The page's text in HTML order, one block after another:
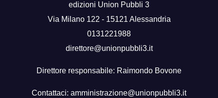
edizioni Union Pubbli 3
Via Milano 122 - 15121 Alessandria
0131221988
direttore@unionpubbli3.it
Direttore responsabile: Raimondo Bovone
Contattaci: amministrazione@unionpubbli3.it